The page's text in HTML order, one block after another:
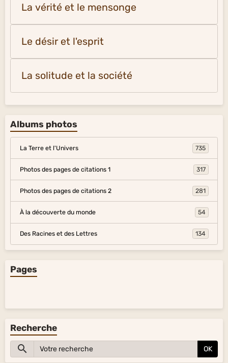
La vérité et le mensonge
Le désir et l'esprit
La solitude et la société
Albums photos
La Terre et l'Univers 735
Photos des pages de citations 1 317
Photos des pages de citations 2 281
À la découverte du monde 54
Des Racines et des Lettres 134
Pages
Recherche
OK